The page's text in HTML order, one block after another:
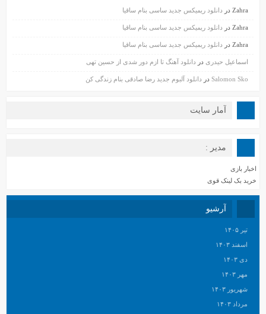
Zahra در دانلود ریمیکس جدید ساسی بنام ساقیا
Zahra در دانلود ریمیکس جدید ساسی بنام ساقیا
Zahra در دانلود ریمیکس جدید ساسی بنام ساقیا
اسماعیل حیدری در دانلود آهنگ تا ازم دور شدی از حسین تهی
Salomon Sko در دانلود آلبوم جدید رضا صادقی بنام زندگی کن
آمار سایت
مدیر :
اخبار بازی
خرید بک لینک قوی
آرشیو
تیر ۱۴۰۵
اسفند ۱۴۰۳
دی ۱۴۰۳
مهر ۱۴۰۳
شهریور ۱۴۰۳
مرداد ۱۴۰۳